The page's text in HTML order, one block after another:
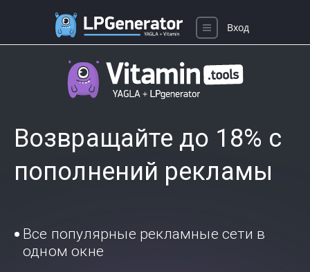
Возвращайте до 18% с
пополнений рекламы
Все популярные рекламные сети в
одном окне
Вход